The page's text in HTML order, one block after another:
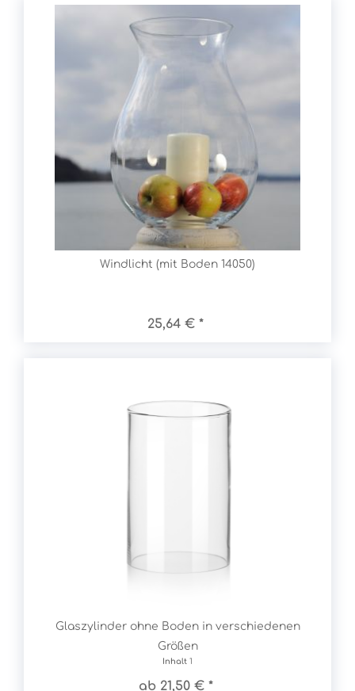
Windlicht (mit Boden 14050)
25,64 € *
Glaszylinder ohne Boden in verschiedenen
Größen
Inhalt 1
ab 21,50 € *